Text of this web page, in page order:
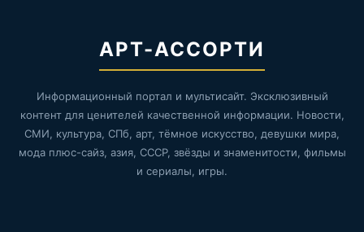
АРТ-АССОРТИ
Информационный портал и мультисайт. Эксклюзивный
контент для ценителей качественной информации. Новости,
СМИ, культура, СПб, арт, тёмное искусство, девушки мира,
мода плюс-сайз, азия, СССР, звёзды и знаменитости, фильмы
и сериалы, игры.